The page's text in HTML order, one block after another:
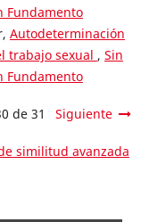
Fundamento
Autodeterminación
trabajo sexual , Sin
Fundamento
de 31 Siguiente
similitud avanzada